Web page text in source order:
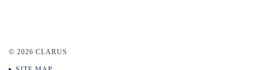
© 2026 CLARUS